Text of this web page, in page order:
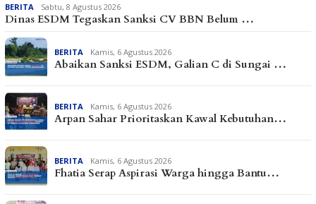
BERITA Sabtu, 8 Agustus 2026
Dinas ESDM Tegaskan Sanksi CV BBN Belum …
BERITA Kamis, 6 Agustus 2026
Abaikan Sanksi ESDM, Galian C di Sungai …
BERITA Kamis, 6 Agustus 2026
Arpan Sahar Prioritaskan Kawal Kebutuhan…
BERITA Kamis, 6 Agustus 2026
Fhatia Serap Aspirasi Warga hingga Bantu…